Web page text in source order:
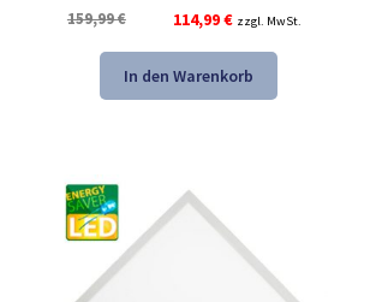
159,99€
Ursprünglicher
war:
159,99 €
114,99€Aktueller
ist:
114,99 €.
zzgl. MwSt.
In den Warenkorb